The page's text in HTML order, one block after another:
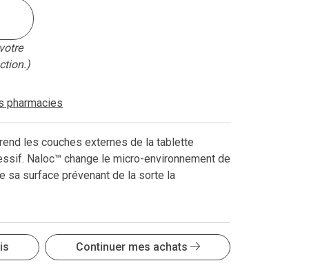
pharmacies
les couches externes de la tablette
Naloc™ change le micro-environnement de
sa surface prévenant de la sorte la
Continuer mes achats